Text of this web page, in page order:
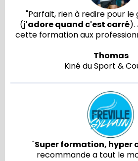
"Parfait, rien à redire pour le
(j'adore quand c'est carré).
cette formation aux
Thomas
Kiné du Sport &
"Super formation, hyper
recommande a tout le